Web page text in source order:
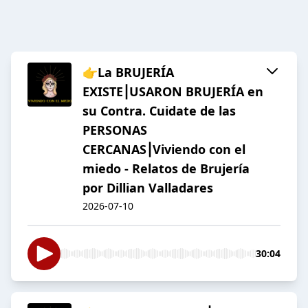
👉La BRUJERÍA
EXISTE⎮USARON BRUJERÍA en
su Contra. Cuidate de las
PERSONAS
CERCANAS⎮Viviendo con el
miedo - Relatos de Brujería
por Dillian Valladares
2026-07-10
30:04